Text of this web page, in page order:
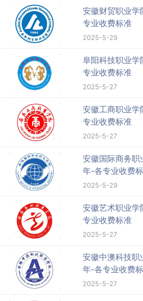
安徽财贸职业
专业收费标准
2025-5-29
阜阳科技职业
专业收费标准
2025-5-27
安徽工商职业
专业收费标准
2025-5-27
安徽国际商务职
年-各专业收费
2025-5-29
安徽艺术职业
专业收费标准
2025-5-27
安徽中澳科技职
年-各专业收费
2025-5-27